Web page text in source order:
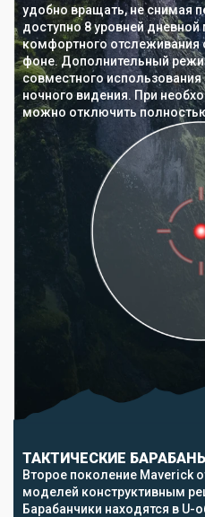
удобно вращать, не снимая
доступно 8 уровней
комфортного
фоне. Дополнительный
совместного
ночного видения. При
можно отключить
ТАКТИЧЕСКИЕ
Второе поколение Maverick
моделей конструктивным
Барабанчики находятся в